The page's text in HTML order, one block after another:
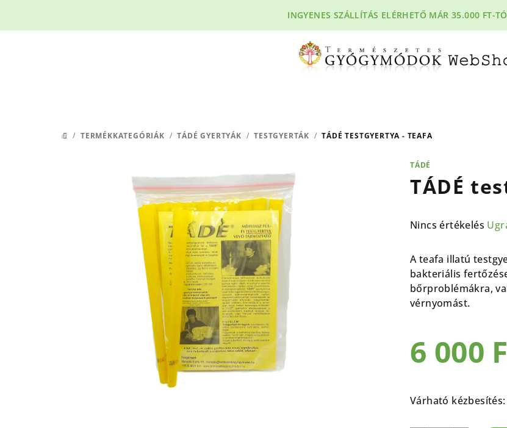
INGYENES SZÁLLÍTÁS ELÉRHETŐ MÁR 35.000 FT-
KEZDŐLAP
/ TERMÉKKATEGÓRIÁK / TÁDÉ GYERTYÁK / TESTGYERTÁK / TÁDÉ TESTGYERTYA - TEAFA
TÁDÉ
TÁDÉ
A
átlagos
értékelése
5-
ből
Nincs értékelés
A teafa illatú
bakteriális
bőrproblémákra,
vérnyomást.
6 000
Várható kézbesítés: